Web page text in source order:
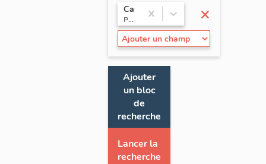
×
Cannes
Provence-Alpes-Côte d'Azur / Alpes-Maritimes
Ajouter
un bloc
de
recherche
Lancer la
recherche